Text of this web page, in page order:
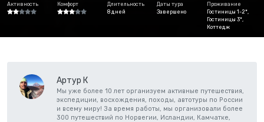
Активность Комфорт
Длительность
8 дней
Даты тура
Завершено
Проживание
Гостиницы 1-2*,
Гостиницы 3*,
Коттедж
Артур К
Мы уже более 10 лет организуем активные путешествия,
экспедиции, восхождения, походы, автотуры по России
и всему миру! За время работы, мы организовали более
300 путешествий по Норвегии, Исландии, Камчатке,